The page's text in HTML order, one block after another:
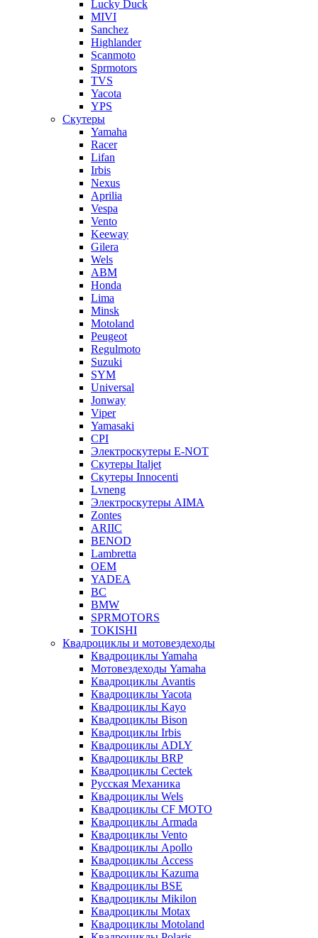
Lucky Duck
MIVI
Sanchez
Highlander
Scanmoto
Sprmotors
TVS
Yacota
YPS
Скутеры
Yamaha
Racer
Lifan
Irbis
Nexus
Aprilia
Vespa
Vento
Keeway
Gilera
Wels
ABM
Honda
Lima
Minsk
Motoland
Peugeot
Regulmoto
Suzuki
SYM
Universal
Jonway
Viper
Yamasaki
CPI
Электроскутеры E-NOT
Скутеры Italjet
Скутеры Innocenti
Lvneng
Электроскутеры AIMA
Zontes
ARIIC
BENOD
Lambretta
OEM
YADEA
BC
BMW
SPRMOTORS
TOKISHI
Квадроциклы и мотовездеходы
Квадроциклы Yamaha
Мотовездеходы Yamaha
Квадроциклы Avantis
Квадроциклы Yacota
Квадроциклы Kayo
Квадроциклы Bison
Квадроциклы Irbis
Квадроциклы ADLY
Квадроциклы BRP
Квадроциклы Cectek
Русская Механика
Квадроциклы Wels
Квадроциклы CF MOTO
Квадроциклы Armada
Квадроциклы Vento
Квадроциклы Apollo
Квадроциклы Access
Квадроциклы Kazuma
Квадроциклы BSE
Квадроциклы Mikilon
Квадроциклы Motax
Квадроциклы Motoland